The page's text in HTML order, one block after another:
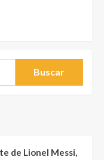
de Lionel Messi,